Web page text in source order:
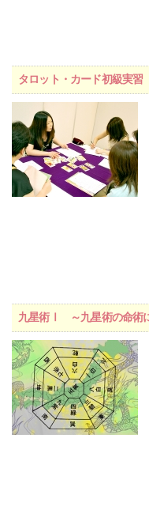
タロット・カード初級実
九星術Ⅰ ～九星術の命術